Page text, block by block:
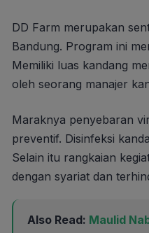
DD Farm merupakan
Bandung. Program ini
Memiliki luas kandang
oleh seorang manajer
Maraknya penyebaran
preventif. Disinfeksi
Selain itu rangkaian
dengan syariat dan
Also Read: Maulid